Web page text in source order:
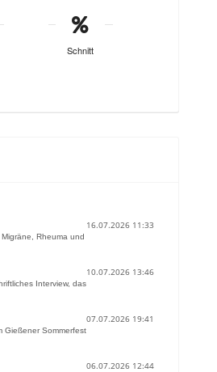
Schnitt
16.07.2026 11:33
Rheuma und
10.07.2026 13:46
Interview, das
07.07.2026 19:41
Gießener Sommerfest
06.07.2026 12:44